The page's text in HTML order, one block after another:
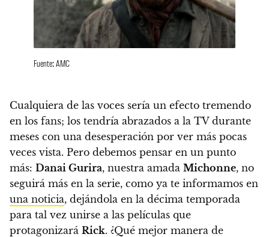
Fuente: AMC
Cualquiera de las voces sería un efecto tremendo
en los fans; los tendría abrazados a la TV durante
meses con una desesperación por ver más pocas
veces vista. Pero debemos pensar en un punto
más: Danai Gurira, nuestra amada Michonne, no
seguirá más en la serie, como ya te informamos en
una noticia, dejándola en la décima temporada
para tal vez unirse a las películas que
protagonizará Rick. ¿Qué mejor manera de